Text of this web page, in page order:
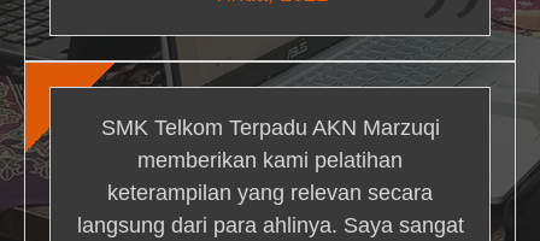
SMK Telkom Terpadu AKN Marzuqi
memberikan kami pelatihan
keterampilan yang relevan secara
langsung dari para ahlinya. Saya sangat